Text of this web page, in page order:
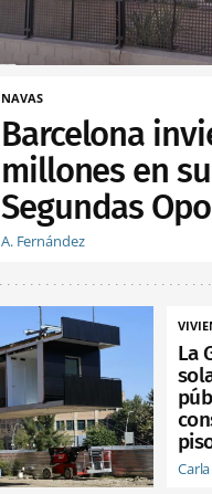
NAVAS
Barcelona
millones en
Segundas
A. Fernández
La